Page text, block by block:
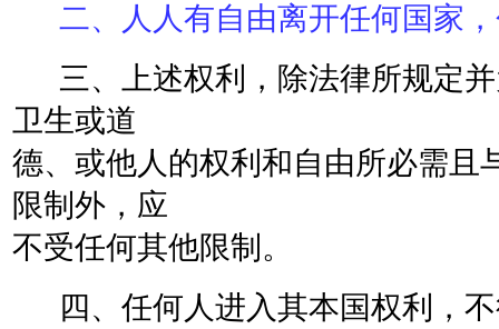
二、人人有自由离开任何国家，
三、上述权利，除法律所规定并
卫生或道
德、或他人的权利和自由所必需且
限制外，应
不受任何其他限制。
四、任何人进入其本国权利，